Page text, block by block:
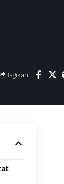
Bagikan